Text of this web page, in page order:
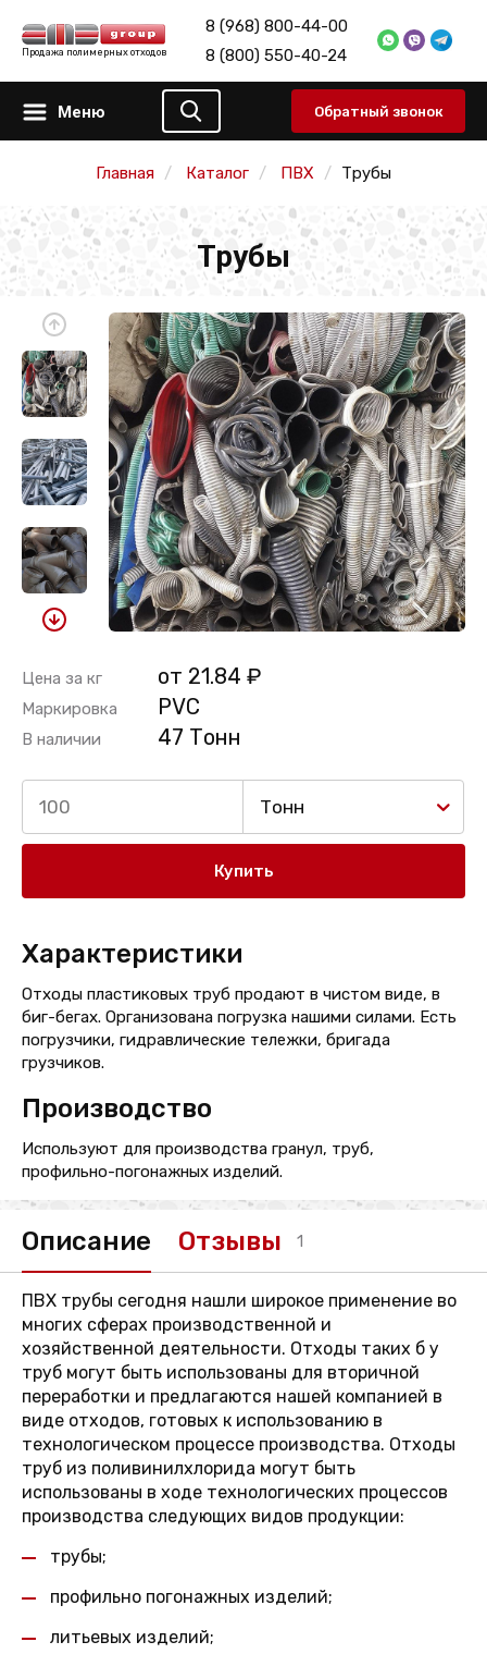
Продажа полимерных отходов
8 (968) 800-44-00
8 (800) 550-40-24
Меню Обратный звонок
Главная Каталог ПВХ Трубы
Трубы
Цена за кг от 21.84 ₽
Маркировка PVC
В наличии 47 Тонн
Тонн
Купить
Характеристики
Отходы пластиковых труб продают в чистом виде, в
биг-бегах. Организована погрузка нашими силами. Есть
погрузчики, гидравлические тележки, бригада
грузчиков.
Производство
Используют для производства гранул, труб,
профильно-погонажных изделий.
Описание Отзывы 1
ПВХ трубы сегодня нашли широкое применение во
многих сферах производственной и
хозяйственной деятельности. Отходы таких б у
труб могут быть использованы для вторичной
переработки и предлагаются нашей компанией в
виде отходов, готовых к использованию в
технологическом процессе производства. Отходы
труб из поливинилхлорида могут быть
использованы в ходе технологических процессов
производства следующих видов продукции:
трубы;
профильно погонажных изделий;
литьевых изделий;